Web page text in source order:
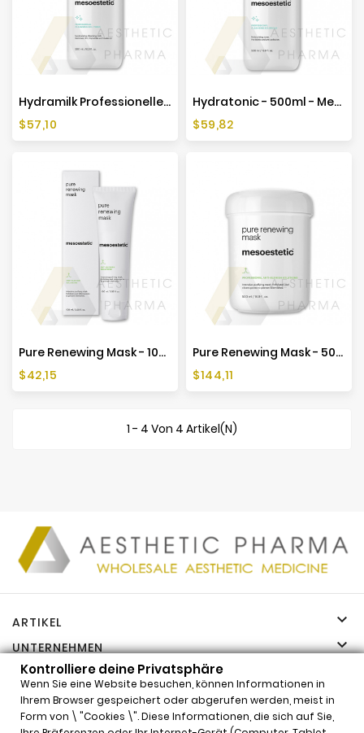
Hydramilk Professionelle Reinigungslösung – 500 Ml – Mesoestetic
Preis
$57,10
Hydratonic - 500ml - Mesoestetic
Preis
$59,82
Pure Renewing Mask - 100ml - Mesoestetic
Preis
$42,15
Pure Renewing Mask - 500ml - Mesoestetic
Preis
$144,11
1 - 4 Von 4 Artikel(n)
ARTIKEL 
UNTERNEHMEN 
IHR KONTO
INFORMATIONEN 
Kontrolliere deine Privatsphäre
Wenn Sie eine Website besuchen, können Informationen in
Ihrem Browser gespeichert oder abgerufen werden, meist in
Form von \ "Cookies \". Diese Informationen, die sich auf Sie,